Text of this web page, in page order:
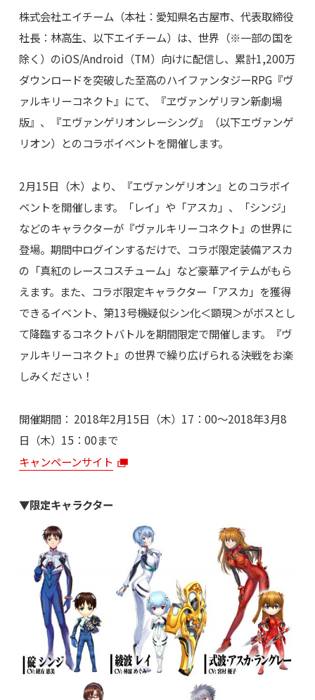
株式会社エイチーム（本社：愛知県名古屋市、代表取締役
社長：林高生、以下エイチーム）は、世界（※一部の国を
除く）のiOS/Android（TM）向けに配信し、累計1,200万
ダウンロードを突破した至高のハイファンタジーRPG『ヴ
ァルキリーコネクト』にて、『ヱヴァンゲリヲン新劇場
版』、『エヴァンゲリオンレーシング』（以下エヴァンゲ
リオン）とのコラボイベントを開催します。
2月15日（木）より、『エヴァンゲリオン』とのコラボイ
ベントを開催します。「レイ」や「アスカ」、「シンジ」
などのキャラクターが『ヴァルキリーコネクト』の世界に
登場。期間中ログインするだけで、コラボ限定装備アスカ
の「真紅のレースコスチューム」など豪華アイテムがもら
えます。また、コラボ限定キャラクター「アスカ」を獲得
できるイベント、第13号機疑似シン化＜顕現＞がボスとし
て降臨するコネクトバトルを期間限定で開催します。『ヴ
ァルキリーコネクト』の世界で繰り広げられる決戦をお楽
しみください！
開催期間： 2018年2月15日（木）17：00～2018年3月8
日（木）15：00まで
キャンペーンサイト
▼限定キャラクター